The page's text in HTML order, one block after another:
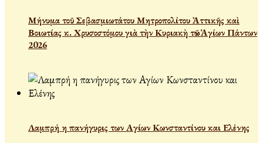
Μήνυμα τοῦ Σεβασμιωτάτου Μητροπολίτου Ἀττικῆς καὶ
Βοιωτίας κ. Χρυσοστόμου γιὰ τὴν Κυριακὴ τῶν Ἁγίων Πάντων
2026
Λαμπρή η πανήγυρις των Αγίων Κωνσταντίνου και Ελένης